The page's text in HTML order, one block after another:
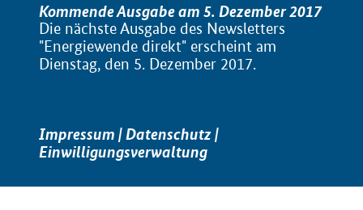
Kommende Ausgabe am 5. Dezember 2017
Die nächste Ausgabe des Newsletters
"Energiewende direkt" erscheint am
Dienstag, den 5. Dezember 2017.
Impressum |Datenschutz|
Einwilligungsverwaltung